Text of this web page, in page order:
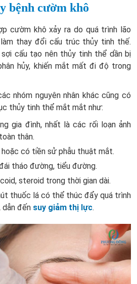
bệnh cườm khô
cườm khô xảy ra do quá trình lão
thay đổi cấu trúc thủy tinh thế.
cấu tạo nên thủy tinh thể dần bị
hủy, khiến mắt mất đi độ trong
nhóm nguyên nhân khác cũng có
thủy tinh thể mắt mắt như:
gia đình, nhất là các rối loạn ảnh
thân.
có tiền sử phẫu thuật mắt.
tháo đường, tiểu đường.
steroid trong thời gian dài.
thuốc lá có thể thúc đẩy quá trình
dẫn đến suy giảm thị lực.